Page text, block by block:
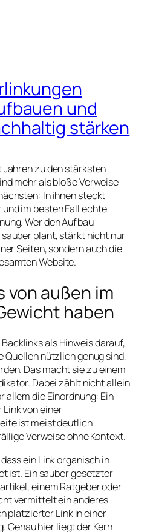
und
stärken
zu den stärksten
mehr als bloße Verweise
In ihnen steckt
im besten Fall echte
Wer den Aufbau
plant, stärkt nicht nur
Seiten, sondern auch die
Website.
von außen im
haben
als Hinweis darauf,
Quellen nützlich genug sind,
Das macht sie zu einem
Dabei zählt nicht allein
allem die Einordnung: Ein
von einer
ist meist deutlich
Verweise ohne Kontext.
ein Link organisch in
ist. Ein sauber gesetzter
einem Ratgeber oder
vermittelt ein anderes
platzierter Link in einer
Genau hier liegt der Kern